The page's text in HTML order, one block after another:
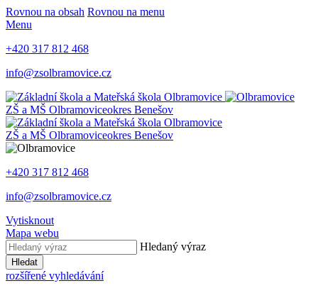
Rovnou na obsah Rovnou na menu
Menu
+420 317 812 468
info@zsolbramovice.cz
ZŠ a MŠ Olbramoviceokres Benešov
ZŠ a MŠ Olbramoviceokres Benešov
+420 317 812 468
info@zsolbramovice.cz
Vytisknout
Mapa webu
Hledaný výraz
Hledat
rozšířené vyhledávání